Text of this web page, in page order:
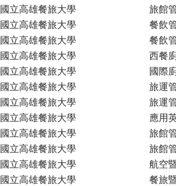
國立高雄餐旅大學
旅館
國立高雄餐旅大學
餐飲
國立高雄餐旅大學
餐飲
國立高雄餐旅大學
西餐
國立高雄餐旅大學
國際
國立高雄餐旅大學
旅運
國立高雄餐旅大學
旅運
國立高雄餐旅大學
應用
國立高雄餐旅大學
旅館
國立高雄餐旅大學
旅館
國立高雄餐旅大學
航空
國立高雄餐旅大學
餐旅